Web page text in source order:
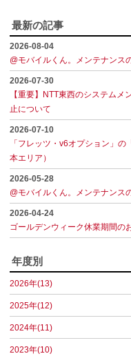
最新の記事
2026-08-04
@モバイルくん。メンテナンス
2026-07-30
【重要】NTT東西のシステム
止について
2026-07-10
「フレッツ・v6オプション」
本エリア）
2026-05-28
@モバイルくん。メンテナンス
2026-04-24
ゴールデンウィーク休業期間の
年度別
2026年(13)
2025年(12)
2024年(11)
2023年(10)